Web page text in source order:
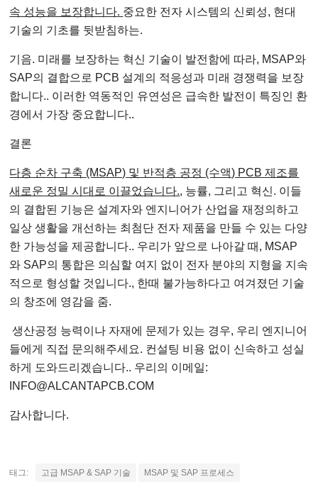
속 성능을 보장합니다. 중요한 전자 시스템의 신뢰성, 현대
기술의 기초를 뒷받침하는.
기음. 미래를 보장하는 혁신 기술이 발전함에 따라, MSAP와
SAP의 결합으로 PCB 설계의 적응성과 미래 경쟁력을 보장
합니다.. 이러한 역동적인 유연성은 급속한 발전이 특징인 환
경에서 가장 중요합니다..
결론
다층 순차 구축 (MSAP) 및 반적층 공정 (수액) PCB 제조를
새로운 정밀 시대로 이끌었습니다., 능률, 그리고 혁신. 이들
의 결합된 기능은 설계자와 엔지니어가 산업을 재정의하고
일상 생활을 개선하는 최첨단 전자 제품을 만들 수 있는 다양
한 가능성을 제공합니다.. 우리가 앞으로 나아갈 때, MSAP
와 SAP의 통합은 의심할 여지 없이 전자 분야의 지형을 지속
적으로 형성할 것입니다., 한때 불가능하다고 여겨졌던 기술
의 창조에 영감을 줌.
생산공정 능력이나 자재에 문제가 있는 경우, 우리 엔지니어
들에게 직접 문의해주세요. 컨설팅 비용 없이 신속하고 성실
하게 도와드리겠습니다.. 우리의 이메일:
INFO@ALCANTAPCB.COM
감사합니다.
태그: 고급 MSAP & SAP 기술 MSAP 및 SAP 프로세스